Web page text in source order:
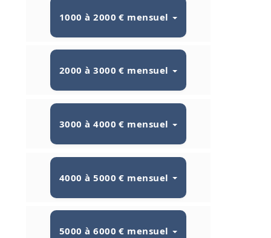
1000 à 2000 € mensuel
2000 à 3000 € mensuel
3000 à 4000 € mensuel
4000 à 5000 € mensuel
5000 à 6000 € mensuel